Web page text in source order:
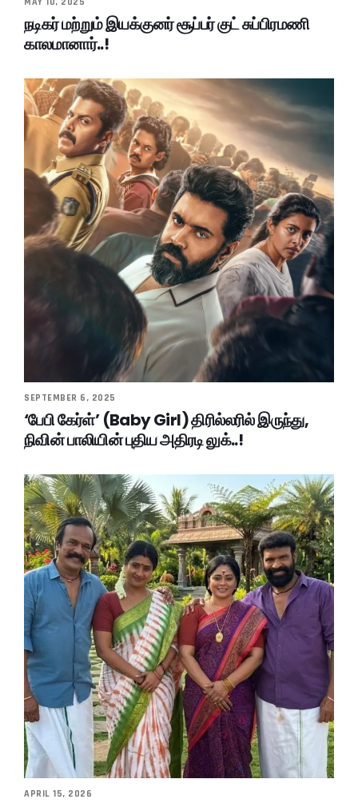
நடிகர் மற்றும் இயக்குனர் சூப்பர் குட் சுப்பிரமணி
காலமானார்..!
SEPTEMBER 6, 2025
‘பேபி கேர்ள்’ (Baby Girl) திரில்லரில் இருந்து,
நிவின் பாலியின் புதிய அதிரடி லுக்..!
APRIL 15, 2026